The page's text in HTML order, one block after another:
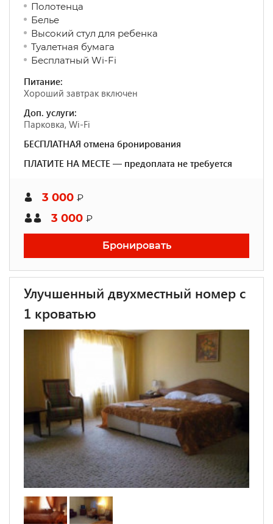
Полотенца
Белье
Высокий стул для ребенка
Туалетная бумага
Бесплатный Wi-Fi
Питание:
Хороший завтрак включен
Доп. услуги:
Парковка, Wi-Fi
БЕСПЛАТНАЯ отмена бронирования
ПЛАТИТЕ НА МЕСТЕ — предоплата не требуется
3 000 ₽
3 000 ₽
Бронировать
Улучшенный двухместный номер с
1 кроватью